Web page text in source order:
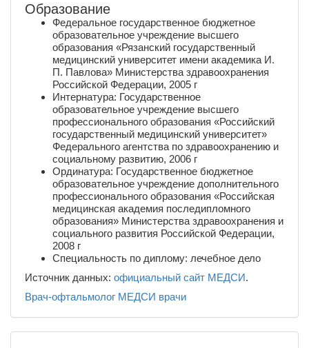
Образование
Федеральное государственное бюджетное
образовательное учреждение высшего
образования «Рязанский государственный
медицинский университет имени академика И.
П. Павлова» Министерства здравоохранения
Российской Федерации, 2005 г
Интернатура: Государственное
образовательное учреждение высшего
профессионального образования «Российский
государственный медицинский университет»
Федерального агентства по здравоохранению и
социальному развитию, 2006 г
Ординатура: Государственное бюджетное
образовательное учреждение дополнительного
профессионального образования «Российская
медицинская академия последипломного
образования» Министерства здравоохранения и
социального развития Российской Федерации,
2008 г
Специальность по диплому: лечебное дело
Источник данных: официальный сайт МЕДСИ.
Врач-офтальмолог МЕДСИ врачи